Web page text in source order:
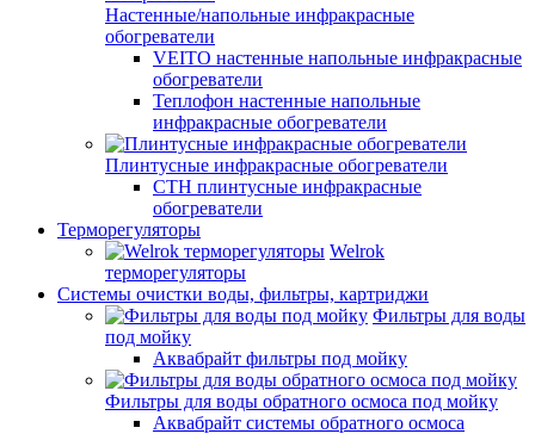
Настенные/напольные инфракрасные
обогреватели
VEITO настенные напольные инфракрасные
обогреватели
Теплофон настенные напольные
инфракрасные обогреватели
Плинтусные инфракрасные обогреватели
СТН плинтусные инфракрасные
обогреватели
Терморегуляторы
Welrok
терморегуляторы
Системы очистки воды, фильтры, картриджи
Фильтры для воды
под мойку
Аквабрайт фильтры под мойку
Фильтры для воды обратного осмоса под мойку
Аквабрайт системы обратного осмоса